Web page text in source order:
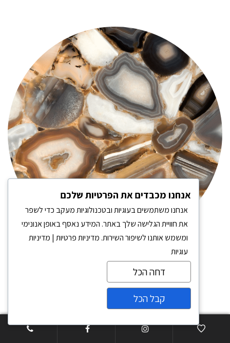
אנחנו מכבדים את הפרטיות שלכם
אנחנו משתמשים בעוגיות ובטכנולוגיות מעקב כדי לשפר
את חוויית הגלישה שלך באתר. המידע נאסף באופן אנונימי
ומשמש אותנו לשיפור השירות. מדיניות פרטיות | מדיניות
עוגיות
דחה הכל
קבל הכל